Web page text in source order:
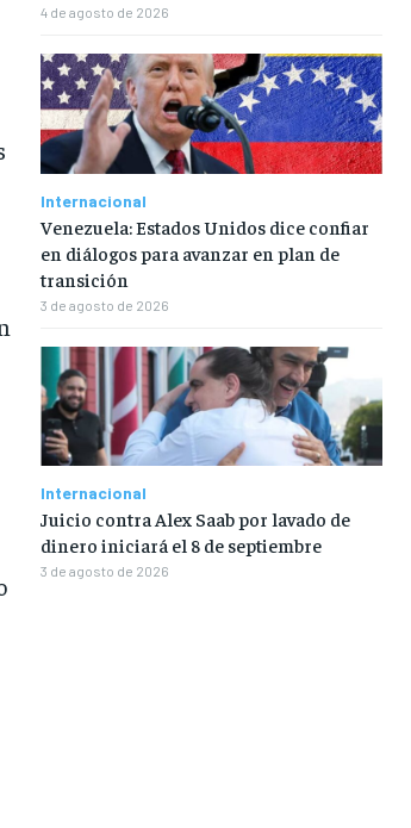
4 de agosto de 2026
Internacional
Venezuela: Estados Unidos dice confiar
en diálogos para avanzar en plan de
transición
3 de agosto de 2026
Internacional
Juicio contra Alex Saab por lavado de
dinero iniciará el 8 de septiembre
3 de agosto de 2026